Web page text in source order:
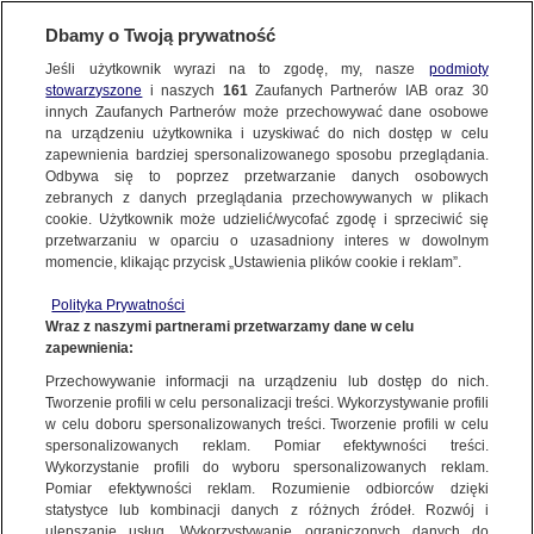
FAKTY | ZOBACZ FAKTY
Andrzej Duda spotka się z Magdaleną Biejat. Chodzi o ustawę obniżającą
składkę zdrowotną
NAJNOWSZE
ZOBACZ FAKTY
FAKTY PO FAKTACH
FAKTY O ŚWIECIE
WIĘCEJ
KANAŁY
Dzień dobry!
Jedno konto do wszystkich usług
Dbamy o Twoją prywatność
Jeśli użytkownik wyrazi na to zgodę, my, nasze podmioty
stowarzyszone i naszych 161Zaufanych Partnerów IAB oraz 30
innych Zaufanych Partnerów może przechowywać dane osobowe
na urządzeniu użytkownika i uzyskiwać do nich dostęp w celu
zapewnienia bardziej spersonalizowanego sposobu przeglądania.
Odbywa się to poprzez przetwarzanie danych osobowych
zebranych z danych przeglądania przechowywanych w plikach
cookie. Użytkownik może udzielić/wycofać zgodę i sprzeciwić się
przetwarzaniu w oparciu o uzasadniony interes w dowolnym
momencie, klikając przycisk „Ustawienia plików cookie i reklam”.
Polityka Prywatności
Wraz z naszymi partnerami przetwarzamy dane w celu
zapewnienia:
Przechowywanie informacji na urządzeniu lub dostęp do nich.
Tworzenie profili w celu personalizacji treści. Wykorzystywanie profili
w celu doboru spersonalizowanych treści. Tworzenie profili w celu
spersonalizowanych reklam. Pomiar efektywności treści.
Wykorzystanie profili do wyboru spersonalizowanych reklam.
Pomiar efektywności reklam. Rozumienie odbiorców dzięki
statystyce lub kombinacji danych z różnych źródeł. Rozwój i